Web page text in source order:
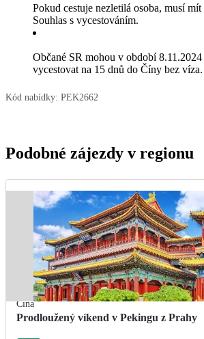
Pokud cestuje nezletilá osoba, musí
Souhlas s vycestováním.
Občané SR mohou v období
vycestovat na 15 dnů do Číny bez víza.
Kód nabídky: PEK2662
Podobné zájezdy v regionu
Čína
Prodloužený víkend v Pekingu z Prahy